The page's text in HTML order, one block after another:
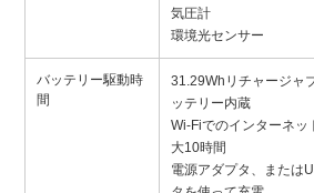
気圧計
環境光センサー
バッテリー駆動時
間
31.29Whリチャージャ
ッテリー内蔵
Wi-Fiでのインターネッ
大10時間
電源アダプタ、または